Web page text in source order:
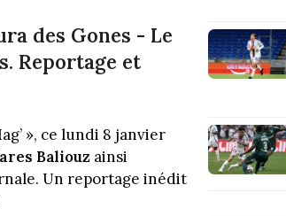
des Gones - Le
Reportage et
», ce lundi 8 janvier
Baliouz ainsi
Un reportage inédit